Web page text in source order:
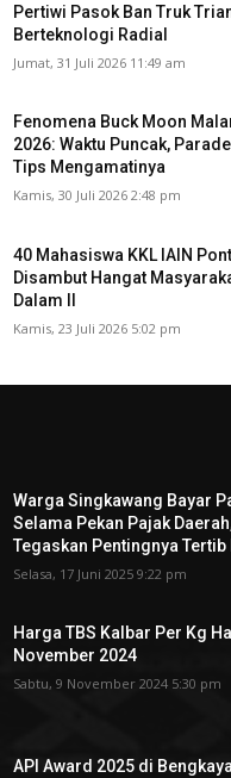
Pertiwi Pasok Ban Truk
Berteknologi Radial
Jumat, 31 Juli 2026 11:49 am
Fenomena Buck Moon
2026: Waktu Puncak,
Tips Mengamatinya
Kamis, 30 Juli 2026 2:48 pm
40 Mahasiswa KKL IAIN
Disambut Hangat
Dalam II
Kamis, 23 Juli 2026 5:02 pm
Warga Singkawang Bayar
Selama Pekan Pajak
Tegaskan Pentingnya Tertib
Selasa, 17 Juni 2025 9:22 pm
Harga TBS Kalbar Per Kg
November 2024
Sabtu, 9 November 2024 5:30 pm
API Award 2025 di